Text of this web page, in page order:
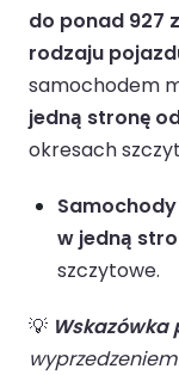
do ponad 927
rodzaju
samochodem
jedną stronę
okresach
w jedną
szczytowe.
💡 Wskazówka